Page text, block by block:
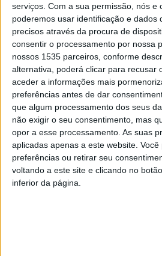
serviços. Com a sua permissão, nós e
poderemos usar identificação e dados
precisos através da procura de
consentir o processamento por nossa
nossos 1535 parceiros, conforme
alternativa, poderá clicar para recusar
aceder a informações mais
preferências antes de dar
que algum processamento dos seus
não exigir o seu consentimento, mas
opor a esse processamento. As suas
aplicadas apenas a este website.
preferências ou retirar seu
voltando a este site e clicando no
inferior da página.
O Conservatório Regional de
sábado, 5 de outubro, o Concerto
seu 50º aniversário, a decorrer no
de Castelo Branco, às 21h30.
O concerto será antecedido por
foyer do Cine-Teatro a ter início às
Este concerto conta com a
alunos, professores e amigos, que
Orquestra especialmente